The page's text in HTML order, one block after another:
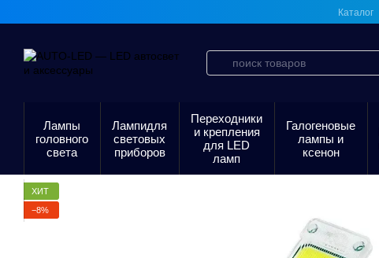
Каталог
Лампы
головного
света
Лампидля
световых
приборов
Переходники
и крепления
для LED
ламп
Галогеновые
лампы и
ксенон
ХИТ
−8%